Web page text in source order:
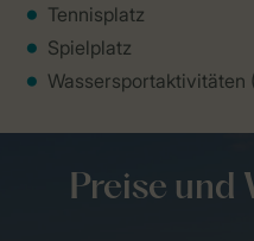
Tennisplatz
Spielplatz
Wassersportaktivitäten
Preise und